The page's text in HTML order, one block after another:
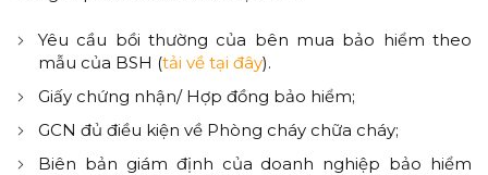
Yêu cầu bồi thường của bên mua bảo hiểm theo
mẫu của BSH (tải về tại đây).
Giấy chứng nhận/ Hợp đồng bảo hiểm;
GCN đủ điều kiện về Phòng cháy chữa cháy;
Biên bản giám định của doanh nghiệp bảo hiểm